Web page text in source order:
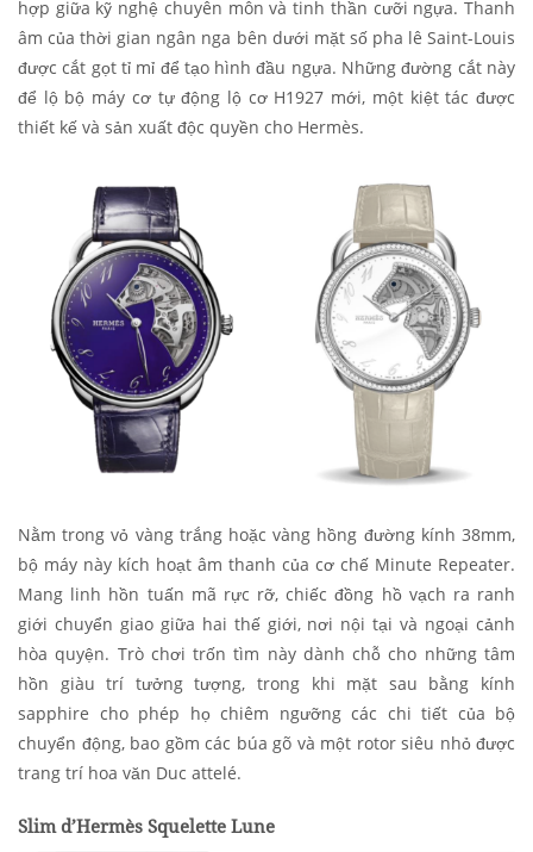
hợp giữa kỹ nghệ chuyên môn và tinh thần cưỡi ngựa. Thanh
âm của thời gian ngân nga bên dưới mặt số pha lê Saint-Louis
được cắt gọt tỉ mỉ để tạo hình đầu ngựa. Những đường cắt này
để lộ bộ máy cơ tự động lộ cơ H1927 mới, một kiệt tác được
thiết kế và sản xuất độc quyền cho Hermès.
Nằm trong vỏ vàng trắng hoặc vàng hồng đường kính 38mm,
bộ máy này kích hoạt âm thanh của cơ chế Minute Repeater.
Mang linh hồn tuấn mã rực rỡ, chiếc đồng hồ vạch ra ranh
giới chuyển giao giữa hai thế giới, nơi nội tại và ngoại cảnh
hòa quyện. Trò chơi trốn tìm này dành chỗ cho những tâm
hồn giàu trí tưởng tượng, trong khi mặt sau bằng kính
sapphire cho phép họ chiêm ngưỡng các chi tiết của bộ
chuyển động, bao gồm các búa gõ và một rotor siêu nhỏ được
trang trí hoa văn Duc attelé.
Slim d’Hermès Squelette Lune